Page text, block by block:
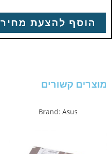
הוסף להצעת מחיר
מוצרים קשורים
Brand: Asus